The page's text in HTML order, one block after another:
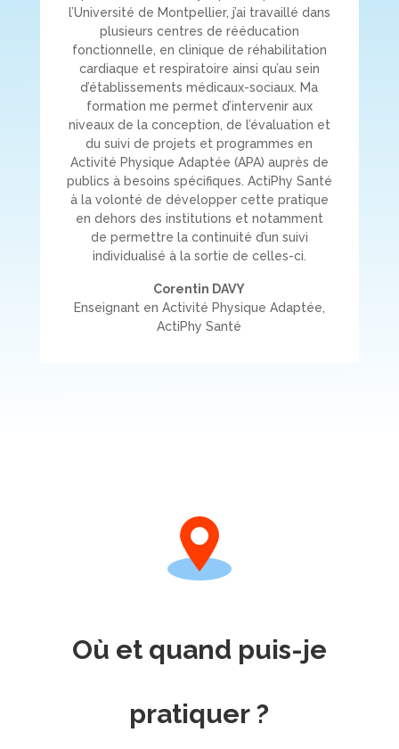
l’Université de Montpellier, j’ai travaillé dans
plusieurs centres de rééducation
fonctionnelle, en clinique de réhabilitation
cardiaque et respiratoire ainsi qu’au sein
d’établissements médicaux-sociaux. Ma
formation me permet d’intervenir aux
niveaux de la conception, de l’évaluation et
du suivi de projets et programmes en
Activité Physique Adaptée (APA) auprès de
publics à besoins spécifiques. ActiPhy Santé
à la volonté de développer cette pratique
en dehors des institutions et notamment
de permettre la continuité d’un suivi
individualisé à la sortie de celles-ci.
Corentin DAVY
Enseignant en Activité Physique Adaptée,
ActiPhy Santé
Où et quand puis-je
pratiquer ?